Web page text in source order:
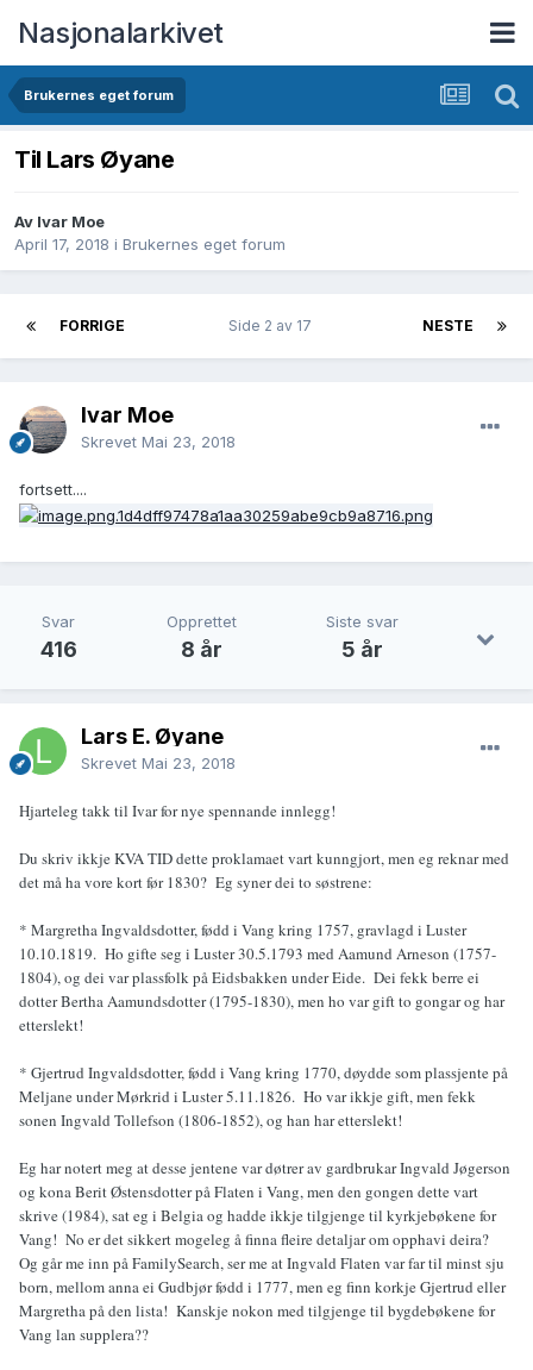
Nasjonalarkivet
Brukernes eget forum
Til Lars Øyane
Av Ivar Moe
April 17, 2018 i Brukernes eget forum
FORRIGE NESTE
Side 2 av 17
Ivar Moe
Skrevet Mai 23, 2018
fortsett....
Svar
416
Opprettet
8 år
Siste svar
5 år
Lars E. Øyane
Skrevet Mai 23, 2018
Hjarteleg takk til Ivar for nye spennande innlegg!
Du skriv ikkje KVA TID dette proklamaet vart kunngjort, men eg reknar med
det må ha vore kort før 1830? Eg syner dei to søstrene:
* Margretha Ingvaldsdotter, fødd i Vang kring 1757, gravlagd i Luster
10.10.1819. Ho gifte seg i Luster 30.5.1793 med Aamund Arneson (1757-
1804), og dei var plassfolk på Eidsbakken under Eide. Dei fekk berre ei
dotter Bertha Aamundsdotter (1795-1830), men ho var gift to gongar og har
etterslekt!
* Gjertrud Ingvaldsdotter, fødd i Vang kring 1770, døydde som plassjente på
Meljane under Mørkrid i Luster 5.11.1826. Ho var ikkje gift, men fekk
sonen Ingvald Tollefson (1806-1852), og han har etterslekt!
Eg har notert meg at desse jentene var døtrer av gardbrukar Ingvald Jøgerson
og kona Berit Østensdotter på Flaten i Vang, men den gongen dette vart
skrive (1984), sat eg i Belgia og hadde ikkje tilgjenge til kyrkjebøkene for
Vang! No er det sikkert mogeleg å finna fleire detaljar om opphavi deira?
Og går me inn på FamilySearch, ser me at Ingvald Flaten var far til minst sju
born, mellom anna ei Gudbjør fødd i 1777, men eg finn korkje Gjertrud eller
Margretha på den lista! Kanskje nokon med tilgjenge til bygdebøkene for
Vang lan supplera??